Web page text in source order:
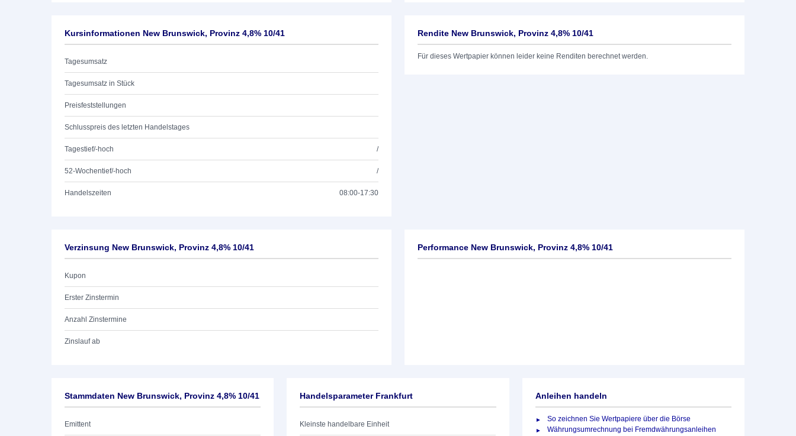
Kursinformationen New Brunswick, Provinz 4,8% 10/41
Tagesumsatz
Tagesumsatz in Stück
Preisfeststellungen
Schlusspreis des letzten Handelstages
Tagestief/-hoch /
52-Wochentief/-hoch /
Handelszeiten 08:00-17:30
Rendite New Brunswick, Provinz 4,8% 10/41
Für dieses Wertpapier können leider keine Renditen berechnet werden.
Verzinsung New Brunswick, Provinz 4,8% 10/41
Kupon
Erster Zinstermin
Anzahl Zinstermine
Zinslauf ab
Performance New Brunswick, Provinz 4,8% 10/41
Stammdaten New Brunswick, Provinz 4,8% 10/41
Emittent
Handelsparameter Frankfurt
Kleinste handelbare Einheit
Anleihen handeln
So zeichnen Sie Wertpapiere über die Börse
Währungsumrechnung bei Fremdwährungsanleihen